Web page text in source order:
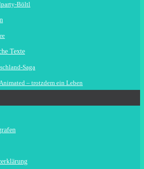
Böltl
Texte
Saga
– trotzdem ein Leben